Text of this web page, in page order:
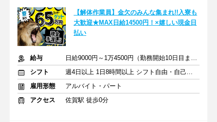
【解体作業員】金欠のみんな集まれ!!入寮も
大歓迎★MAX日給14500円！×嬉しい現金日
払い
給与
日給9000円～1万4500円（勤務開始10日目までは日給1万円）
シフト
週4日以上 1日8時間以上 シフト自由・自己申告
雇用形態
アルバイト・パート
アクセス
佐賀駅 徒歩0分